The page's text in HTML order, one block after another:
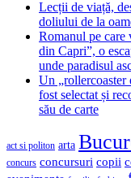
Lecții de viață,
doliului de la
Romanul pe care
din Capri”, o
unde paradisul
Un „rollercoaster
fost selectat și
său de carte
act si politon arta
concurs concursuri copii